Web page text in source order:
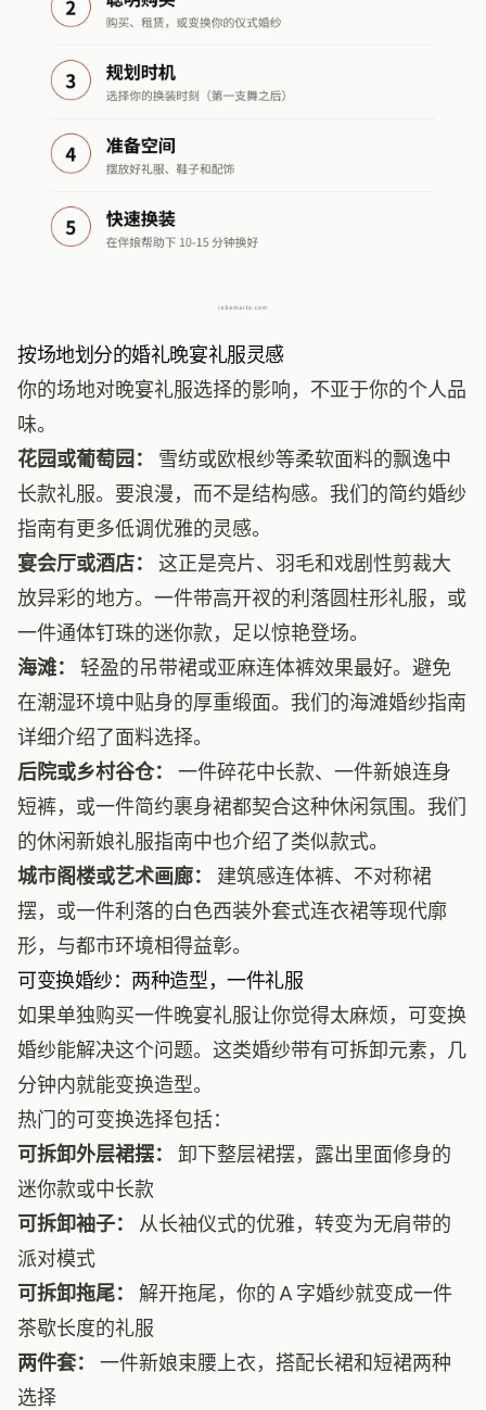
按场地划分的婚礼晚宴礼服灵感
你的场地对晚宴礼服选择的影响，不亚于你的个人品
味。
花园或葡萄园：
雪纺或欧根纱等柔软面料的飘逸中
长款礼服。要浪漫，而不是结构感。我们的简约婚纱
指南有更多低调优雅的灵感。
宴会厅或酒店：
这正是亮片、羽毛和戏剧性剪裁大
放异彩的地方。一件带高开衩的利落圆柱形礼服，或
一件通体钉珠的迷你款，足以惊艳登场。
海滩：
轻盈的吊带裙或亚麻连体裤效果最好。避免
在潮湿环境中贴身的厚重缎面。我们的海滩婚纱指南
详细介绍了面料选择。
后院或乡村谷仓：
一件碎花中长款、一件新娘连身
短裤，或一件简约裹身裙都契合这种休闲氛围。我们
的休闲新娘礼服指南中也介绍了类似款式。
城市阁楼或艺术画廊：
建筑感连体裤、不对称裙
摆，或一件利落的白色西装外套式连衣裙等现代廓
形，与都市环境相得益彰。
可变换婚纱：两种造型，一件礼服
如果单独购买一件晚宴礼服让你觉得太麻烦，可变换
婚纱能解决这个问题。这类婚纱带有可拆卸元素，几
分钟内就能变换造型。
热门的可变换选择包括：
可拆卸外层裙摆：
卸下整层裙摆，露出里面修身的
迷你款或中长款
可拆卸袖子：
从长袖仪式的优雅，转变为无肩带的
派对模式
可拆卸拖尾：
解开拖尾，你的 A 字婚纱就变成一件
茶歇长度的礼服
两件套：
一件新娘束腰上衣，搭配长裙和短裙两种
选择